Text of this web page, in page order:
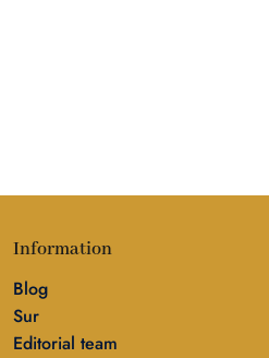
Information
Blog
Sur
Editorial team